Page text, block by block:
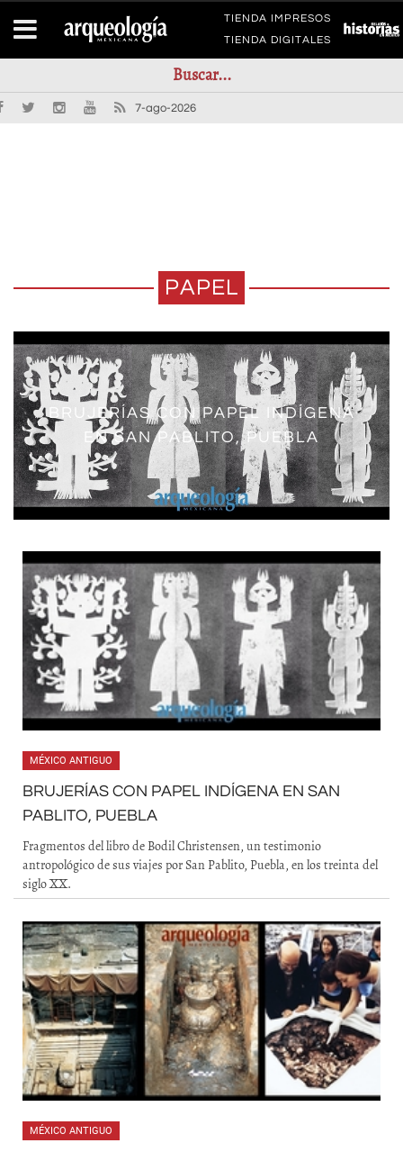
TIENDA IMPRESOS
TIENDA DIGITALES
7-ago-2026
PAPEL
BRUJERÍAS CON PAPEL INDÍGENA
EN SAN PABLITO, PUEBLA
LA OFRENDA 102 DEL TEMPLO
MAYOR
MÉXICO ANTIGUO
BRUJERÍAS CON PAPEL INDÍGENA EN SAN
PABLITO, PUEBLA
Fragmentos del libro de Bodil Christensen, un testimonio
antropológico de sus viajes por San Pablito, Puebla, en los treinta del
siglo XX.
MÉXICO ANTIGUO